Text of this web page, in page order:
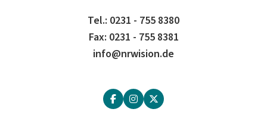
Tel.: 0231 - 755 8380
Fax: 0231 - 755 8381
info@nrwision.de